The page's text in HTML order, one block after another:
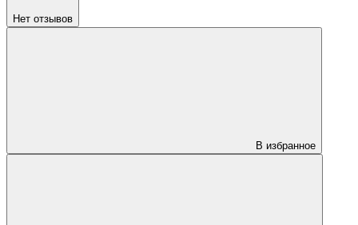
Нет отзывов
В избранное